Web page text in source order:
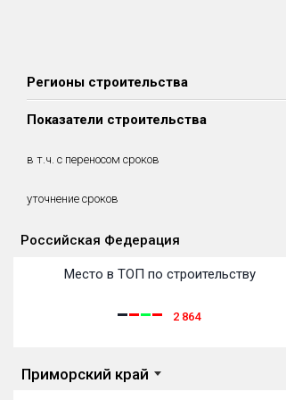
Регионы строительства
Показатели строительства
в т.ч. с переносом сроков
уточнение сроков
Сдано в 2018
0 м²
Сдано в 2019
0 м²
Российская Федерация
Место в ТОП по строительству
2 864
Приморский край